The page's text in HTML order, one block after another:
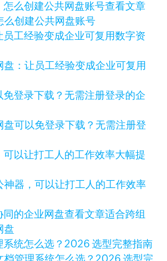
查看文章
么创建公共网盘账号
盘：让员工经验变成企业可复用
盘可以免登录下载？无需注册登
神器，可以让打工人的工作效率
查看文章适合跨组
盘
档管理系统怎么选？2026 选型完